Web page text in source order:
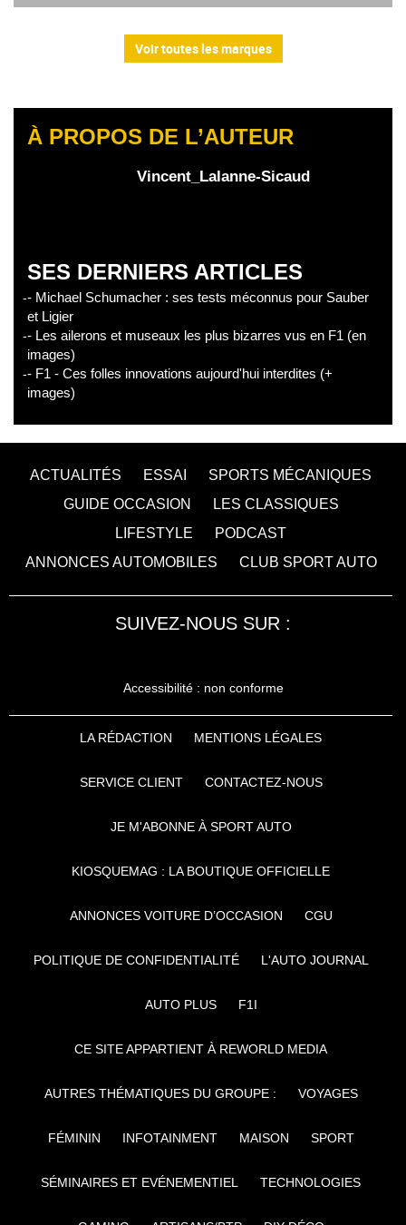
Voir toutes les marques
À PROPOS DE L’AUTEUR
Vincent_Lalanne-Sicaud
SES DERNIERS ARTICLES
- Michael Schumacher : ses tests méconnus pour Sauber
et Ligier
- Les ailerons et museaux les plus bizarres vus en F1 (en
images)
- F1 - Ces folles innovations aujourd'hui interdites (+
images)
ACTUALITÉS ESSAI
SPORTS MÉCANIQUES
GUIDE OCCASION
LES CLASSIQUES
LIFESTYLE
PODCAST
ANNONCES AUTOMOBILES
CLUB SPORT AUTO
SUIVEZ-NOUS SUR :
Accessibilité : non conforme
LA RÉDACTION MENTIONS LÉGALES
SERVICE CLIENT CONTACTEZ-NOUS
JE M'ABONNE À SPORT AUTO
KIOSQUEMAG : LA BOUTIQUE OFFICIELLE
ANNONCES VOITURE D’OCCASION CGU
POLITIQUE DE CONFIDENTIALITÉ L'AUTO JOURNAL
AUTO PLUS F1I
CE SITE APPARTIENT À REWORLD MEDIA
AUTRES THÉMATIQUES DU GROUPE : VOYAGES
FÉMININ INFOTAINMENT MAISON SPORT
SÉMINAIRES ET EVÉNEMENTIEL TECHNOLOGIES